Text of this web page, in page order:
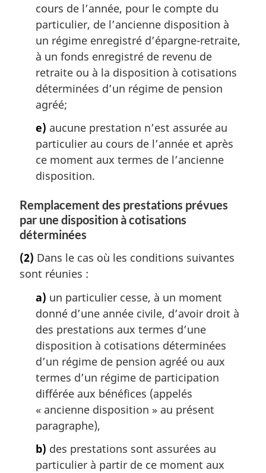
cours de l’année, pour le compte du
particulier, de l’ancienne disposition à
un régime enregistré d’épargne-retraite,
à un fonds enregistré de revenu de
retraite ou à la disposition à cotisations
déterminées d’un régime de pension
agréé;
e) aucune prestation n’est assurée au
particulier au cours de l’année et après
ce moment aux termes de l’ancienne
disposition.
Remplacement des prestations prévues
par une disposition à cotisations
déterminées
(2) Dans le cas où les conditions suivantes
sont réunies :
a) un particulier cesse, à un moment
donné d’une année civile, d’avoir droit à
des prestations aux termes d’une
disposition à cotisations déterminées
d’un régime de pension agréé ou aux
termes d’un régime de participation
différée aux bénéfices (appelés
« ancienne disposition » au présent
paragraphe),
b) des prestations sont assurées au
particulier à partir de ce moment aux